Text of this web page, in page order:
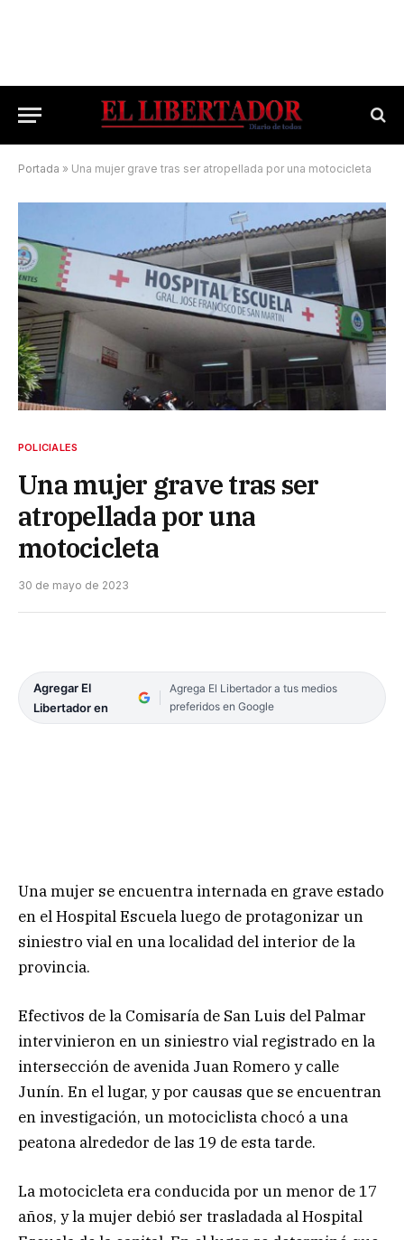
Portada » Una mujer grave tras ser atropellada por una motocicleta
POLICIALES
Una mujer grave tras ser
atropellada por una
motocicleta
30 de mayo de 2023
Agregar El
Libertador en
Agrega El Libertador a tus medios
preferidos en Google
Una mujer se encuentra internada en grave estado
en el Hospital Escuela luego de protagonizar un
siniestro vial en una localidad del interior de la
provincia.
Efectivos de la Comisaría de San Luis del Palmar
intervinieron en un siniestro vial registrado en la
intersección de avenida Juan Romero y calle
Junín. En el lugar, y por causas que se encuentran
en investigación, un motociclista chocó a una
peatona alrededor de las 19 de esta tarde.
La motocicleta era conducida por un menor de 17
años, y la mujer debió ser trasladada al Hospital